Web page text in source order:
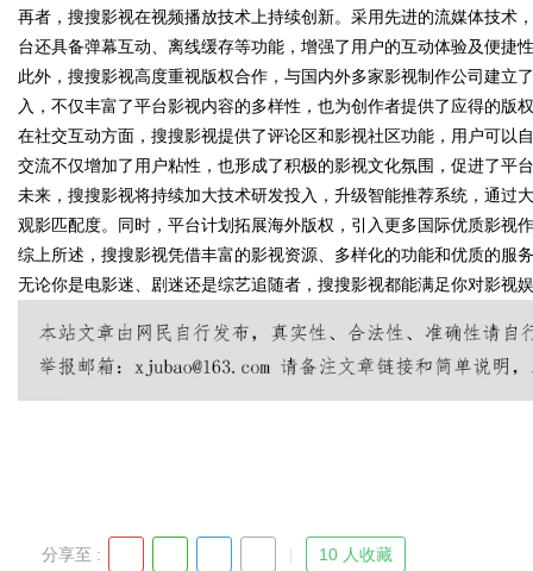
!
再者，搜搜影视在视频播放技术上持续创新。采用先进的流媒体技术
台还具备弹幕互动、离线缓存等功能，增强了用户的互动体验及便捷
此外，搜搜影视高度重视版权合作，与国内外多家影视制作公司建立
入，不仅丰富了平台影视内容的多样性，也为创作者提供了应得的版
在社交互动方面，搜搜影视提供了评论区和影视社区功能，用户可以
交流不仅增加了用户粘性，也形成了积极的影视文化氛围，促进了平
未来，搜搜影视将持续加大技术研发投入，升级智能推荐系统，通过
观影匹配度。同时，平台计划拓展海外版权，引入更多国际优质影视
综上所述，搜搜影视凭借丰富的影视资源、多样化的功能和优质的服
无论你是电影迷、剧迷还是综艺追随者，搜搜影视都能满足你对影视
分享至 : 10 人收藏